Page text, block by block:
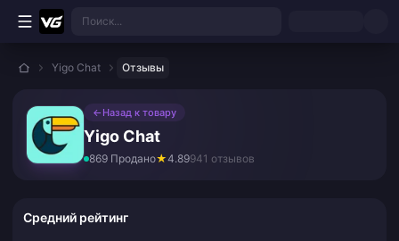
Перейти к основному контенту
Поиск...
Yigo Chat Отзывы
← Назад к товару
Yigo Chat
869 Продано★4.89941 отзывов
Средний рейтинг